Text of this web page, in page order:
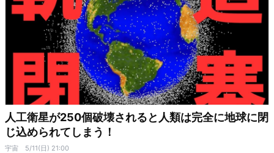
人工衛星が250個破壊されると人類は完全に地球に閉
じ込められてしまう！
宇宙 5/11(日) 21:00